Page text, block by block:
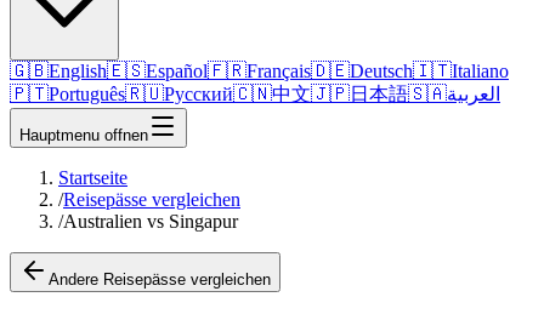
🇬🇧English🇪🇸Español🇫🇷Français🇩🇪Deutsch🇮🇹Italiano
🇵🇹Português🇷🇺Русский🇨🇳中文🇯🇵日本語🇸🇦العربية
Hauptmenu offnen
Startseite
/Reisepässe vergleichen
/Australien vs Singapur
Andere Reisepässe vergleichen